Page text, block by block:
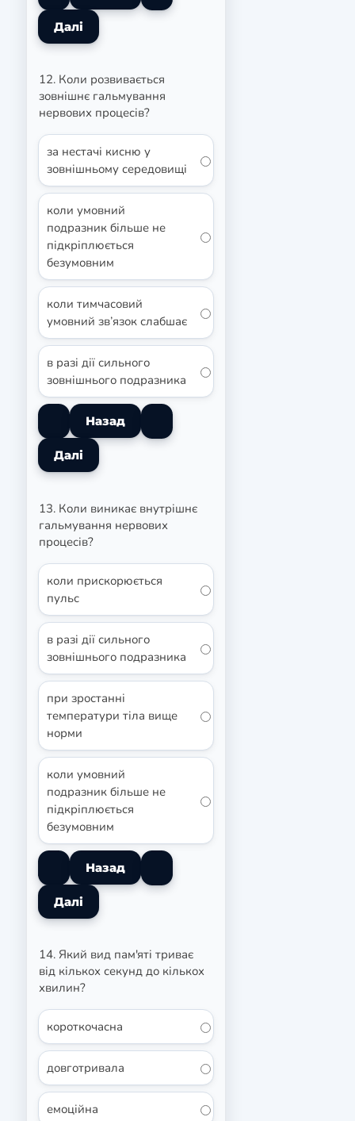
12. Коли розвивається
зовнішнє гальмування
нервових процесів?
за нестачі кисню у
зовнішньому середовищі
коли умовний
подразник більше не
підкріплюється
безумовним
коли тимчасовий
умовний зв’язок слабшає
в разі дії сильного
зовнішнього подразника
13. Коли виникає внутрішнє
гальмування нервових
процесів?
коли прискорюється
пульс
в разі дії сильного
зовнішнього подразника
при зростанні
температури тіла вище
норми
коли умовний
подразник більше не
підкріплюється
безумовним
14. Який вид пам'яті триває
від кількох секунд до кількох
хвилин?
короткочасна
довготривала
емоційна